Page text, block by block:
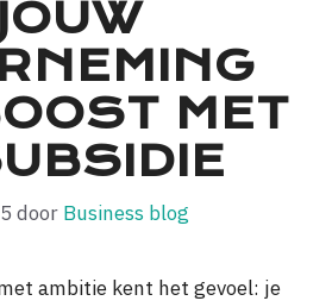
MET
door Business blog
ambitie kent het gevoel: je